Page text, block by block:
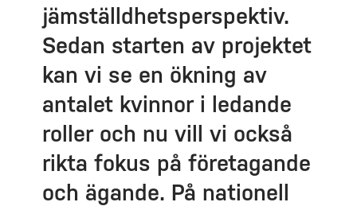
jämställdhetsperspektiv.
Sedan starten av projektet
kan vi se en ökning av
antalet kvinnor i ledande
roller och nu vill vi också
rikta fokus på företagande
och ägande. På nationell